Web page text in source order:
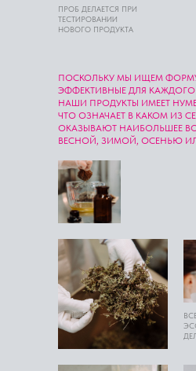
ПРОБ ДЕЛАЕТСЯ ПРИ
ТЕСТИРОВАНИИ
НОВОГО ПРОДУКТА
ПОСКОЛЬКУ МЫ ИЩЕМ
ЭФФЕКТИВНЫЕ ДЛЯ КАЖДОГО
НАШИ ПРОДУКТЫ ИМЕЕТ
ЧТО ОЗНАЧАЕТ В КАКОМ ИЗ
ОКАЗЫВАЮТ НАИБОЛЬШЕЕ
ВЕСНОЙ, ЗИМОЙ, ОСЕНЬЮ